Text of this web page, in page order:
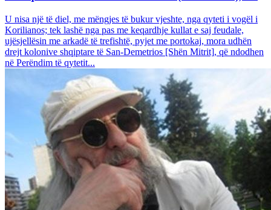
U nisa një të diel, me mëngjes të bukur vjeshte, nga qyteti i vogël i
Korilianos; tek lashë nga pas me keqardhje kullat e saj feudale,
ujësjellësin me arkadë të trefishtë, pyjet me portokaj, mora udhën
drejt kolonive shqiptare të San-Demetrios [Shën Mitrit], që ndodhen
në Perëndim të qytetit...